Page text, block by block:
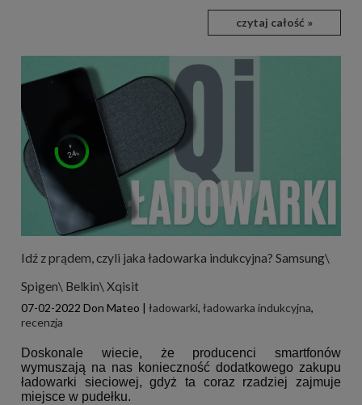
czytaj całość »
Idź z prądem, czyli jaka ładowarka indukcyjna? Samsung\
Spigen\ Belkin\ Xqisit
07-02-2022 Don Mateo | ładowarki, ładowarka indukcyjna,
recenzja
Doskonale wiecie, że producenci smartfonów
wymuszają na nas konieczność dodatkowego zakupu
ładowarki sieciowej, gdyż ta coraz rzadziej zajmuje
miejsce w pudełku.